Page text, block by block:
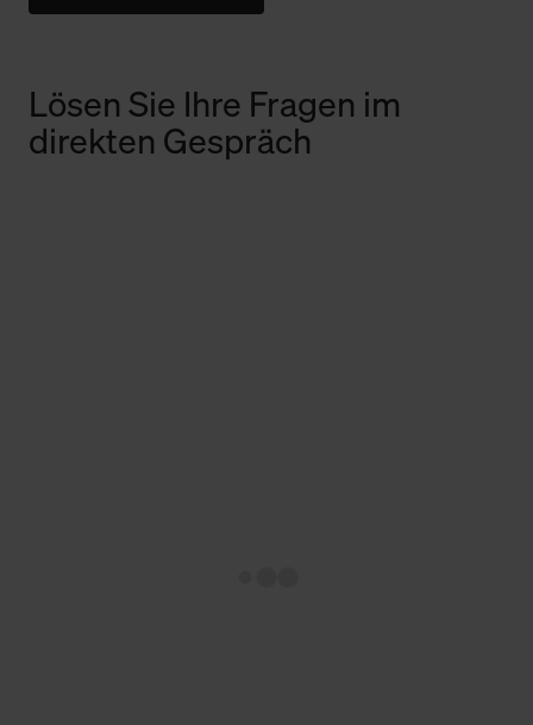
Lösen Sie Ihre Fragen im
direkten Gespräch